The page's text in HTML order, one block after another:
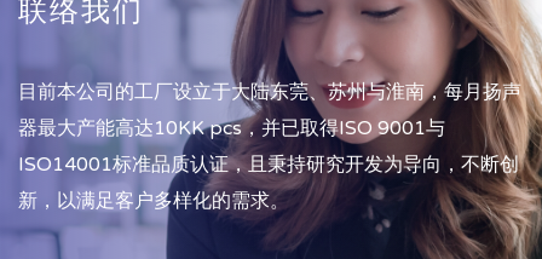
联络我们
目前本公司的工厂设立于大陆东莞、苏州与淮南，每月扬声
器最大产能高达10KK pcs，并已取得ISO 9001与
ISO14001标准品质认证，且秉持研究开发为导向，不断创
新，以满足客户多样化的需求。